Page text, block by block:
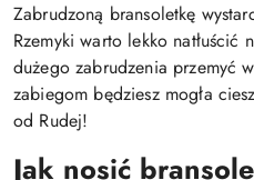
Zabrudzoną bransoletkę
Rzemyki warto lekko natłuścić
dużego zabrudzenia przemyć
zabiegom będziesz mogła
od Rudej!
Jak nosić